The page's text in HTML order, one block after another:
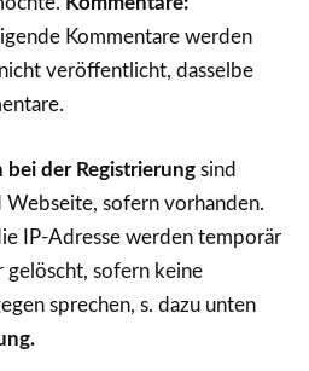
Kommentare werden
veröffentlicht, dasselbe
bei der Registrierung sind
Webseite, sofern vorhanden.
IP-Adresse werden temporär
gelöscht, sofern keine
sprechen, s. dazu unten